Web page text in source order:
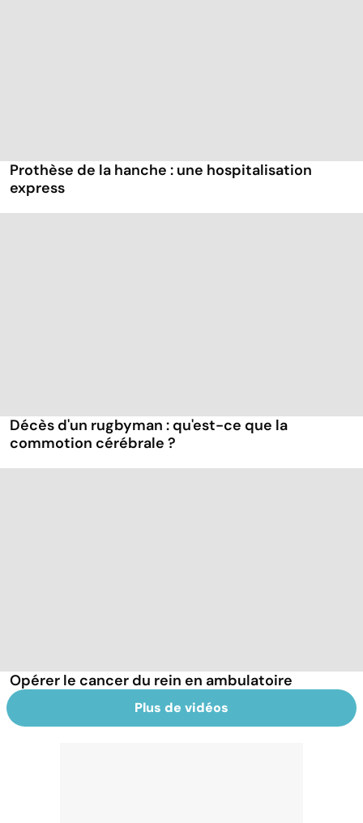
Prothèse de la hanche : une hospitalisation
express
Décès d'un rugbyman : qu'est-ce que la
commotion cérébrale ?
Opérer le cancer du rein en ambulatoire
Plus de vidéos